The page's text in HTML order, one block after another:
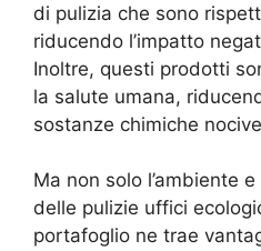
di pulizia che sono
riducendo l’impatto
Inoltre, questi prodotti
la salute umana,
sostanze chimiche
Ma non solo l’ambiente
delle pulizie uffici
portafoglio ne trae